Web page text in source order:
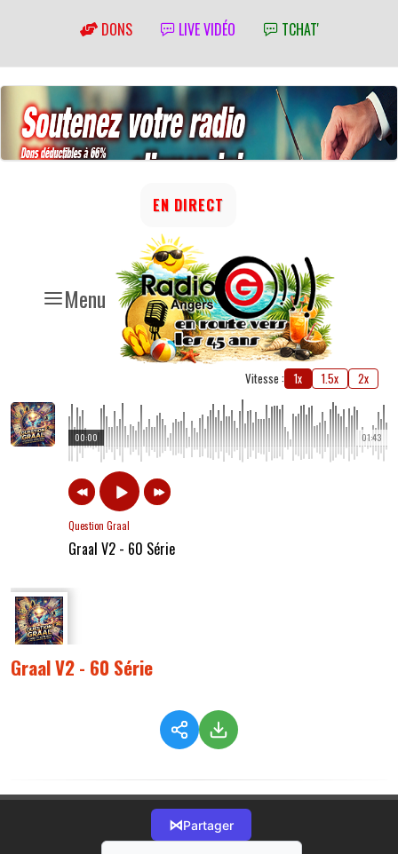
DONS LIVE VIDÉO TCHAT'
Menu
EN DIRECT
Vitesse : 1x 1.5x 2x
01:43
00:00
Question Graal
Graal V2 - 60 Série
Graal V2 - 60 Série
⋈Partager